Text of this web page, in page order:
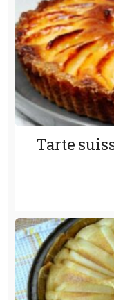
Tarte